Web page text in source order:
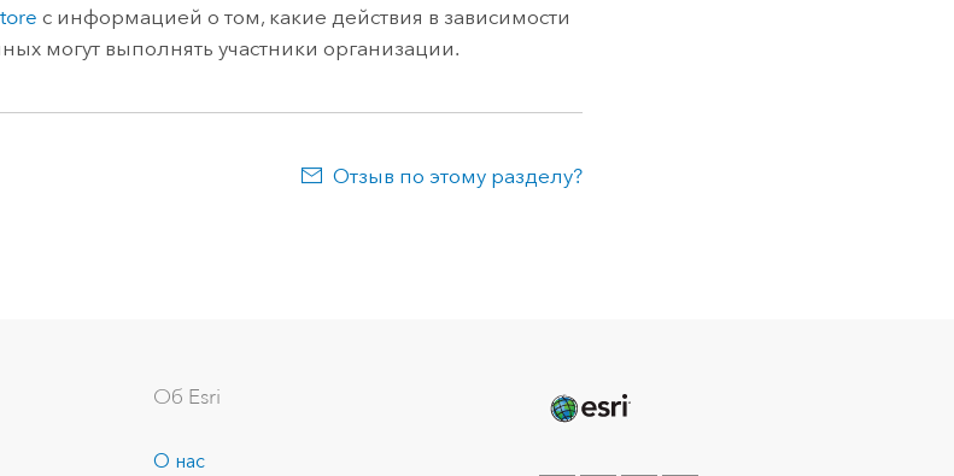
с информацией о том, какие действия в зависимости
могут выполнять участники организации.
Отзыв по этому разделу?
Об Esri
О нас